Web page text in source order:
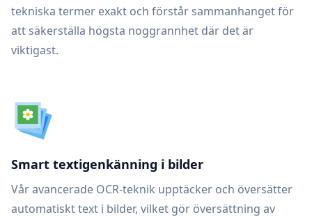
tekniska termer exakt och förstår sammanhanget för
att säkerställa högsta noggrannhet där det är
viktigast.
Smart textigenkänning i bilder
Vår avancerade OCR-teknik upptäcker och översätter
automatiskt text i bilder, vilket gör översättning av